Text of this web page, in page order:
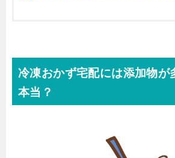
冷凍おかず宅配には添加物が
本当？